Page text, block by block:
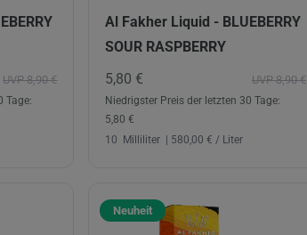
UVP 8,90 €
Tage:
Al Fakher Liquid - BLUEBERRY
SOUR RASPBERRY
UVP 8,90 €
5,80 €
Niedrigster Preis der letzten 30 Tage:
5,80 €
10 Milliliter | 580,00 € / Liter
Neuheit